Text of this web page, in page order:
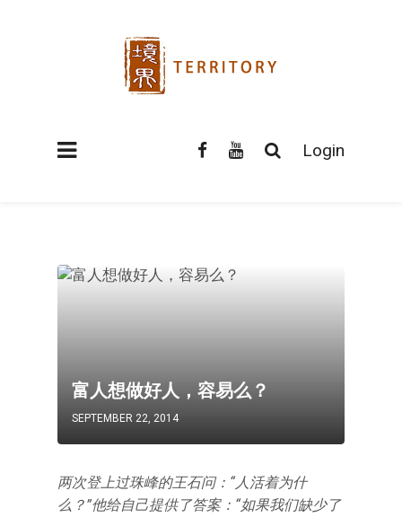
Login
富人想做好人，容易么？
SEPTEMBER 22, 2014
两次登上过珠峰的王石问：“人活着为什
么？”他给自己提供了答案：“如果我们缺少了